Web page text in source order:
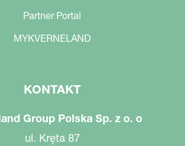
Partner Portal
MYKVERNELAND
KONTAKT
Group Polska Sp. z o. o
ul. Kręta 87